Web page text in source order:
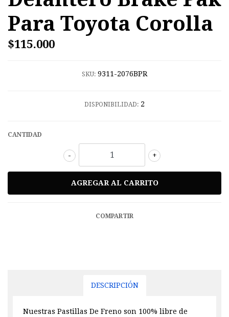
Para Toyota Corolla
$115.000
SKU: 9311-2076BPR
DISPONIBILIDAD: 2
CANTIDAD
+
-
COMPARTIR
DESCRIPCIÓN
Nuestras Pastillas De Freno son 100% libre de